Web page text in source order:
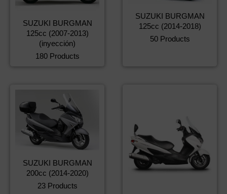
SUZUKI BURGMAN
125cc (2007-2013)
(inyección)
180 Products
SUZUKI BURGMAN
125cc (2014-2018)
50 Products
SUZUKI BURGMAN
200cc (2014-2020)
23 Products